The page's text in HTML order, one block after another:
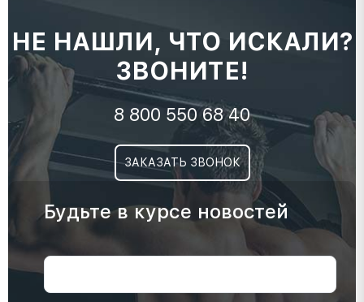
НЕ НАШЛИ, ЧТО ИСКАЛИ?
ЗВОНИТЕ!
8 800 550 68 40
ЗАКАЗАТЬ ЗВОНОК
Будьте в курсе новостей